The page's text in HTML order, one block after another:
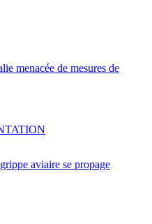
menacée de mesures de
aviaire se propage